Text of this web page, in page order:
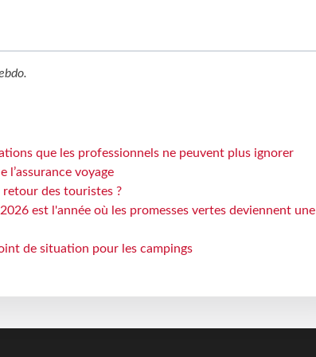
.
que les professionnels ne peuvent plus ignorer
l’assurance voyage
retour des touristes ?
est l'année où les promesses vertes deviennent une
de situation pour les campings